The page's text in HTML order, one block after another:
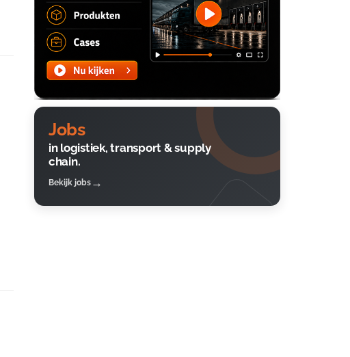
Jobs
in logistiek, transport & supply
chain.
Bekijk jobs